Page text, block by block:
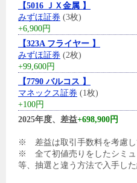
【5016 ＪＸ金属 】
みずほ証券 (3枚)
+6,900円
【323A フライヤー 】
みずほ証券 (2枚)
+99,600円
【7790 バルコス 】
マネックス証券 (1枚)
+100円
2025年度、差益+698,900円
※ 差益は取引手数料を考慮し
※ 全て初値売りをしたシミュ
等、抽選と違う方法で入手し